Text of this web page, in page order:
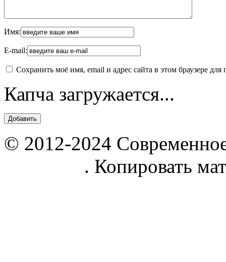
Имя:
E-mail:
Сохранить моё имя, email и адрес сайта в этом браузере
Капча загружается...
© 2012-2024
. Копировать